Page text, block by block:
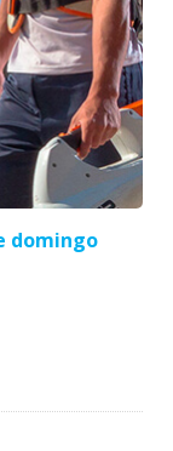
domingo